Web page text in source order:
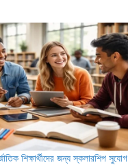
শিক্ষার্থীদের জন্য স্কলারশিপ সুযোগ